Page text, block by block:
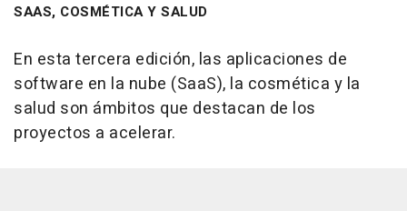
SAAS, COSMÉTICA Y SALUD
En esta tercera edición, las aplicaciones de
software en la nube (SaaS), la cosmética y la
salud son ámbitos que destacan de los
proyectos a acelerar.